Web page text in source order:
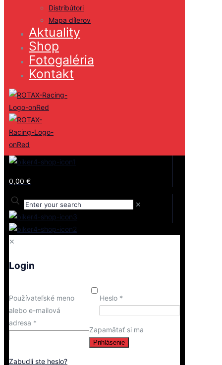
Distribútori
Mapa dílerov
Aktuality
Shop
Fotogaléria
Kontakt
0,00 €
✕
✕
Login
Používateľské meno
alebo e-mailová
adresa *
Heslo *
Zapamätať si ma
Prihlásenie
Zabudli ste heslo?